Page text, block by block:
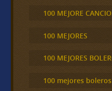
100 MEJORE
100 MEJORES
100 MEJORES
100 mejores